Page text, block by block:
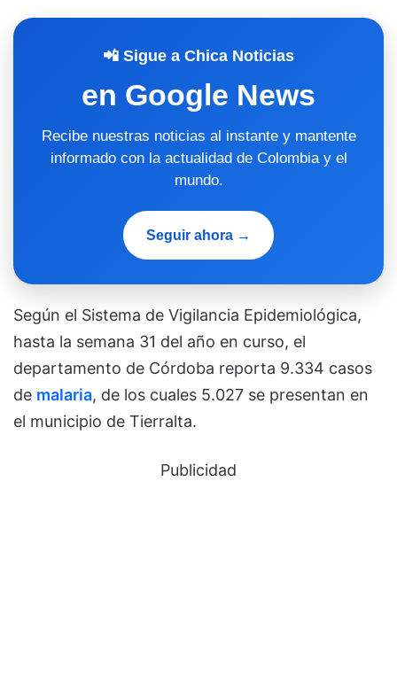
📲 Sigue a Chica Noticias
en Google News
Recibe nuestras noticias al instante y mantente
informado con la actualidad de Colombia y el
mundo.
Seguir ahora →
Según el Sistema de Vigilancia Epidemiológica,
hasta la semana 31 del año en curso, el
departamento de Córdoba reporta 9.334 casos
de malaria, de los cuales 5.027 se presentan en
el municipio de Tierralta.
Publicidad